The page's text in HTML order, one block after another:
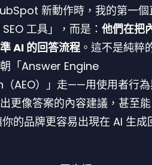
新動作時，我的第一個
工具」，而是： 他們在把
AI 的回答流程 。這不是純粹
「Answer Engine
AEO）」走——用使用者行
更像答案的內容建議，甚至
的品牌更容易出現在 AI 生成